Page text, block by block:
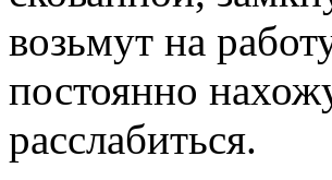
возьмут на
постоянно
расслабиться.